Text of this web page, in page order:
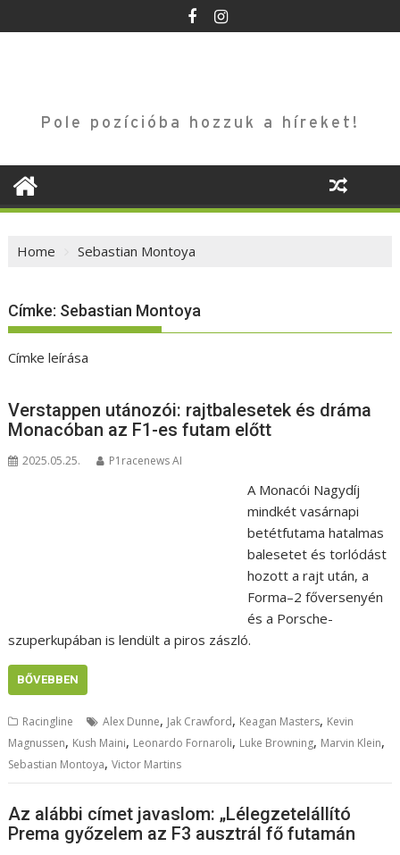
to
Pole pozícióba hozzuk a híreket!
Home Sebastian Montoya
Címke: Sebastian Montoya
Címke leírása
Verstappen utánozói: rajtbalesetek és dráma
Monacóban az F1-es futam előtt
2025.05.25. P1racenews AI
A Monacói Nagydíj
mindkét vasárnapi
betétfutama hatalmas
balesetet és torlódást
hozott a rajt után, a
Forma–2 főversenyén
és a Porsche-
szuperkupában is lendült a piros zászló.
BŐVEBBEN
Racingline Alex Dunne, Jak Crawford, Keagan Masters, Kevin
Magnussen, Kush Maini, Leonardo Fornaroli, Luke Browning, Marvin Klein,
Sebastian Montoya,Victor Martins
Az alábbi címet javaslom: „Lélegzetelállító
Prema győzelem az F3 ausztrál fő futamán